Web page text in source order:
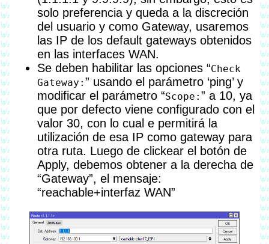
solo preferencia y queda a la discreción
del usuario y como Gateway, usaremos
las IP de los default gateways obtenidos
en las interfaces WAN.
Se deben habilitar las opciones “Check
Gateway: ” usando el parámetro ‘ping’ y
modificar el parámetro “Scope: ” a 10, ya
que por defecto viene configurado con el
valor 30, con lo cual e permitirá la
utilización de esa IP como gateway para
otra ruta. Luego de clickear el botón de
Apply, debemos obtener a la derecha de
“Gateway”, el mensaje:
“reachable+interfaz WAN”